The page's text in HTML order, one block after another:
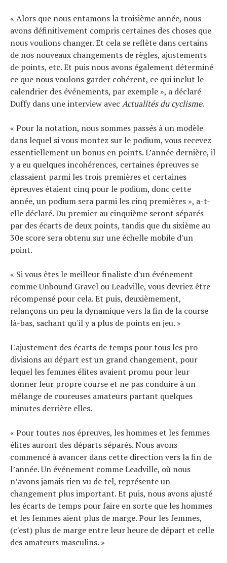
« Alors que nous entamons la troisième année, nous
avons définitivement compris certaines des choses que
nous voulions changer. Et cela se reflète dans certains
de nos nouveaux changements de règles, ajustements
de points, etc. Et puis nous avons également déterminé
ce que nous voulons garder cohérent, ce qui inclut le
calendrier des événements, par exemple », a déclaré
Duffy dans une interview avec Actualités du cyclisme.
« Pour la notation, nous sommes passés à un modèle
dans lequel si vous montez sur le podium, vous recevez
essentiellement un bonus en points. L’année dernière, il
y a eu quelques incohérences, certaines épreuves se
classaient parmi les trois premières et certaines
épreuves étaient cinq pour le podium, donc cette
année, un podium sera parmi les cinq premières », a-t-
elle déclaré. Du premier au cinquième seront séparés
par des écarts de deux points, tandis que du sixième au
30e score sera obtenu sur une échelle mobile d'un
point.
« Si vous êtes le meilleur finaliste d'un événement
comme Unbound Gravel ou Leadville, vous devriez être
récompensé pour cela. Et puis, deuxièmement,
relançons un peu la dynamique vers la fin de la course
là-bas, sachant qu'il y a plus de points en jeu. »
L'ajustement des écarts de temps pour tous les pro-
divisions au départ est un grand changement, pour
lequel les femmes élites avaient promu pour leur
donner leur propre course et ne pas conduire à un
mélange de coureuses amateurs partant quelques
minutes derrière elles.
« Pour toutes nos épreuves, les hommes et les femmes
élites auront des départs séparés. Nous avons
commencé à avancer dans cette direction vers la fin de
l’année. Un événement comme Leadville, où nous
n’avons jamais rien vu de tel, représente un
changement plus important. Et puis, nous avons ajusté
les écarts de temps pour faire en sorte que les hommes
et les femmes aient plus de marge. Pour les femmes,
(c'est) plus de marge entre leur heure de départ et celle
des amateurs masculins. »